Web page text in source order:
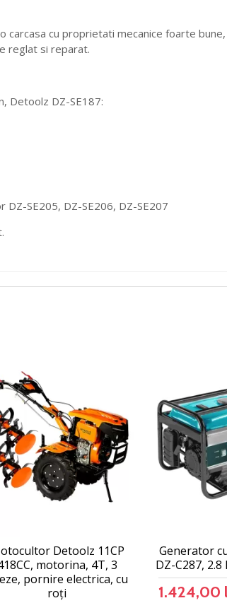
carcasa cu proprietati mecanice foarte
reglat si reparat.
Detoolz DZ-SE187:
DZ-SE205, DZ-SE206, DZ-SE207
Detoolz 11CP
motorina, 4T, 3
pornire electrica, cu
roți
Generator
DZ-C287, 2.8
1.424,00